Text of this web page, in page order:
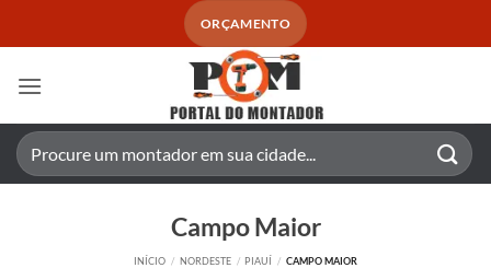
ORÇAMENTO
Pesquisar
por:
Campo Maior
INÍCIO / NORDESTE / PIAUÍ / CAMPO MAIOR